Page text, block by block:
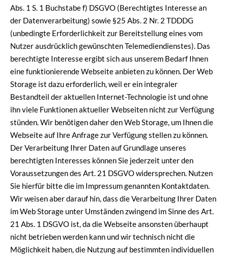
Abs. 1 S. 1 Buchstabe f) DSGVO (Berechtigtes Interesse an
der Datenverarbeitung) sowie §25 Abs. 2 Nr. 2 TDDDG
(unbedingte Erforderlichkeit zur Bereitstellung eines vom
Nutzer ausdrücklich gewünschten Telemediendienstes). Das
berechtigte Interesse ergibt sich aus unserem Bedarf Ihnen
eine funktionierende Webseite anbieten zu können. Der Web
Storage ist dazu erforderlich, weil er ein integraler
Bestandteil der aktuellen Internet-Technologie ist und ohne
ihn viele Funktionen aktueller Webseiten nicht zur Verfügung
stünden. Wir benötigen daher den Web Storage, um Ihnen die
Webseite auf Ihre Anfrage zur Verfügung stellen zu können.
Der Verarbeitung Ihrer Daten auf Grundlage unseres
berechtigten Interesses können Sie jederzeit unter den
Voraussetzungen des Art. 21 DSGVO widersprechen. Nutzen
Sie hierfür bitte die im Impressum genannten Kontaktdaten.
Wir weisen aber darauf hin, dass die Verarbeitung Ihrer Daten
im Web Storage unter Umständen zwingend im Sinne des Art.
21 Abs. 1 DSGVO ist, da die Webseite ansonsten überhaupt
nicht betrieben werden kann und wir technisch nicht die
Möglichkeit haben, die Nutzung auf bestimmten individuellen